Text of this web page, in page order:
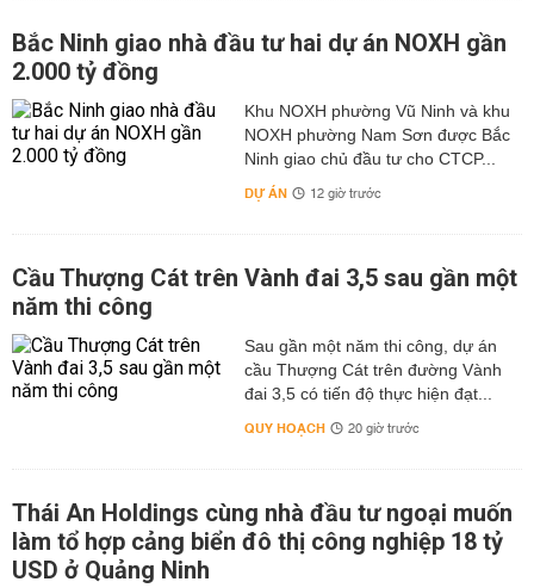
Bắc Ninh giao nhà đầu tư hai dự án NOXH gần
2.000 tỷ đồng
Khu NOXH phường Vũ Ninh và khu
NOXH phường Nam Sơn được Bắc
Ninh giao chủ đầu tư cho CTCP...
DỰ ÁN 12 giờ trước
Cầu Thượng Cát trên Vành đai 3,5 sau gần một
năm thi công
Sau gần một năm thi công, dự án
cầu Thượng Cát trên đường Vành
đai 3,5 có tiến độ thực hiện đạt...
QUY HOẠCH 20 giờ trước
Thái An Holdings cùng nhà đầu tư ngoại muốn
làm tổ hợp cảng biển đô thị công nghiệp 18 tỷ
USD ở Quảng Ninh